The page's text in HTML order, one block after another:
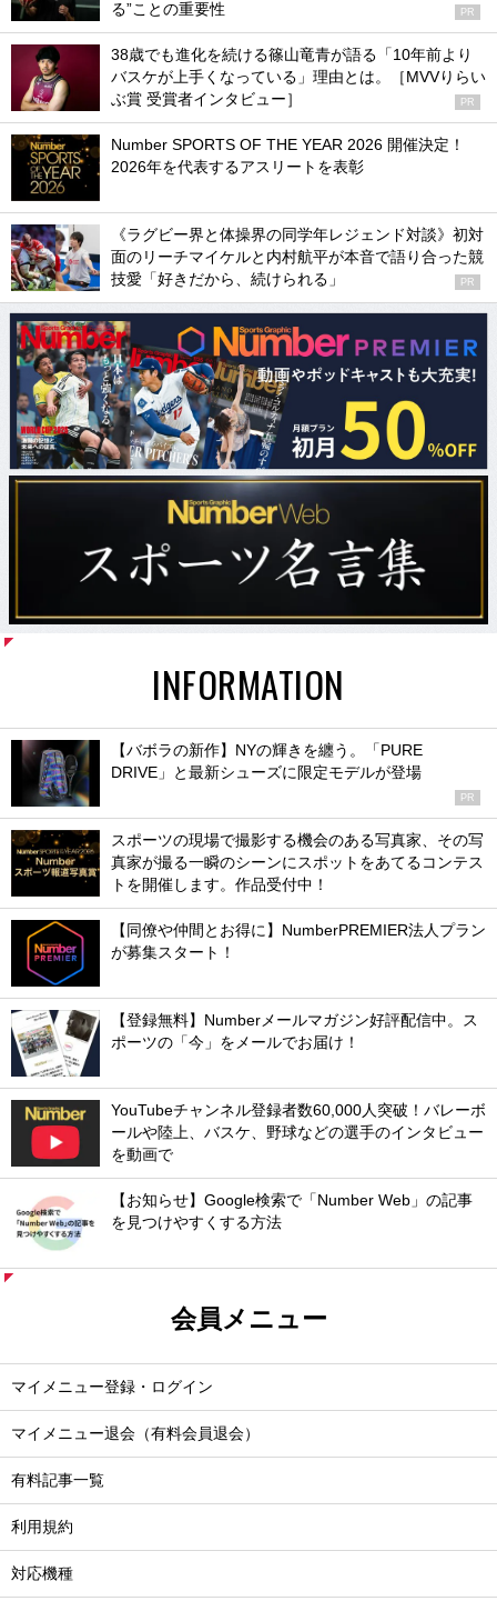
る”ことの重要性
PR
38歳でも進化を続ける篠山竜青が語る「10年前より
バスケが上手くなっている」理由とは。［MVVりらい
ぶ賞 受賞者インタビュー］
PR
Number SPORTS OF THE YEAR 2026 開催決定！
2026年を代表するアスリートを表彰
《ラグビー界と体操界の同学年レジェンド対談》初対
面のリーチマイケルと内村航平が本音で語り合った競
技愛「好きだから、続けられる」
PR
INFORMATION
【バボラの新作】NYの輝きを纏う。「PURE
DRIVE」と最新シューズに限定モデルが登場
PR
スポーツの現場で撮影する機会のある写真家、その写
真家が撮る一瞬のシーンにスポットをあてるコンテス
トを開催します。作品受付中！
【同僚や仲間とお得に】NumberPREMIER法人プラン
が募集スタート！
【登録無料】Numberメールマガジン好評配信中。ス
ポーツの「今」をメールでお届け！
YouTubeチャンネル登録者数60,000人突破！バレーボ
ールや陸上、バスケ、野球などの選手のインタビュー
を動画で
【お知らせ】Google検索で「Number Web」の記事
を見つけやすくする方法
会員メニュー
マイメニュー登録・ログイン
マイメニュー退会（有料会員退会）
有料記事一覧
利用規約
対応機種